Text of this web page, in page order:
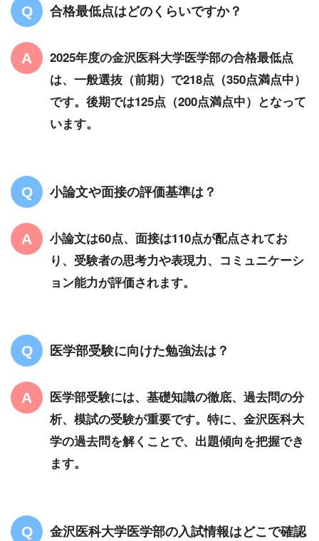
合格最低点はどのくらいですか？
2025年度の金沢医科大学医学部の合格最低点
は、一般選抜（前期）で218点（350点満点中）
です。後期では125点（200点満点中）となって
います。
小論文や面接の評価基準は？
小論文は60点、面接は110点が配点されてお
り、受験者の思考力や表現力、コミュニケーシ
ョン能力が評価されます。
医学部受験に向けた勉強法は？
医学部受験には、基礎知識の徹底、過去問の分
析、模試の受験が重要です。特に、金沢医科大
学の過去問を解くことで、出題傾向を把握でき
ます。
金沢医科大学医学部の入試情報はどこで確認